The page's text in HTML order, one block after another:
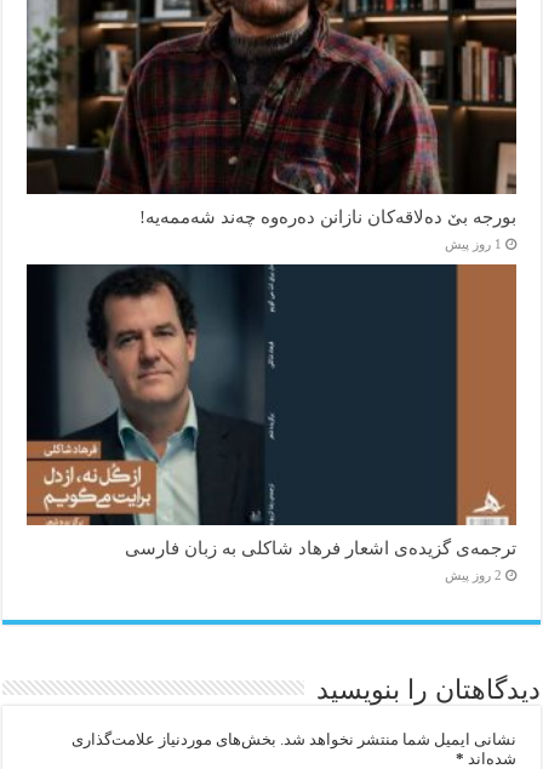
بورجە بێ دەلاقەکان نازانن دەرەوە چەند شەممەیە!
1 روز پیش
ترجمه‌ی گزیده‌‌ی اشعار فرهاد شاکلی به زبان فارسی
2 روز پیش
دیدگاهتان را بنویسید
نشانی ایمیل شما منتشر نخواهد شد. بخش‌های موردنیاز علامت‌گذاری
شده‌اند *